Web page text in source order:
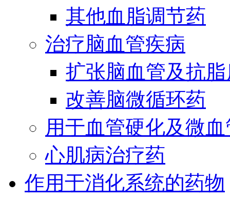
其他血脂调节药
治疗脑血管疾病
扩张脑血管及抗
改善脑微循环药
用于血管硬化及微
心肌病治疗药
作用于消化系统的药物